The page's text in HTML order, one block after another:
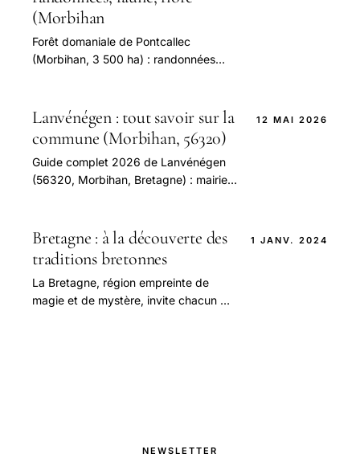
(Morbihan
Forêt domaniale de Pontcallec
(Morbihan, 3 500 ha) : randonnées
accès.
Lanvénégen : tout savoir sur la
commune (Morbihan, 56320)
Guide complet 2026 de Lanvénégen
(56320, Morbihan, Bretagne) : mairie
12 MAI 2026
Bretagne : à la découverte des
traditions bretonnes
La Bretagne, région empreinte de
magie et de mystère, invite chacun à
1 JANV. 2024
NEWSLETTER